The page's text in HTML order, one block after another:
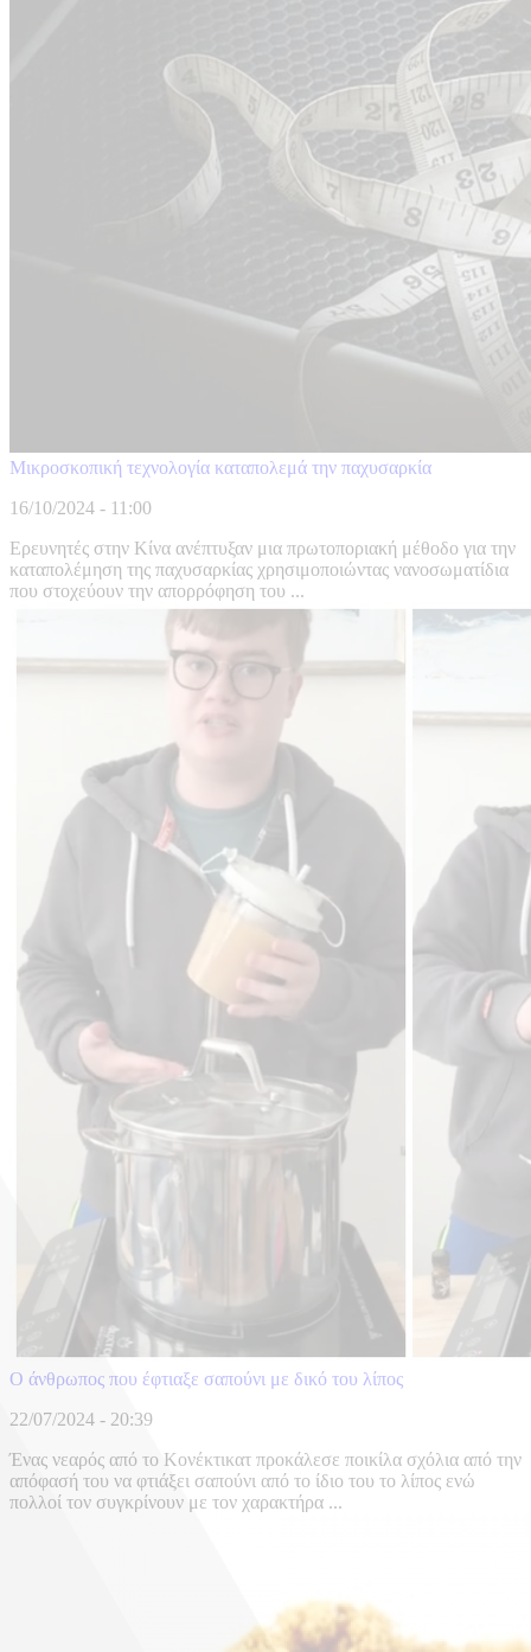
Μικροσκοπική τεχνολογία καταπολεμά την παχυσαρκία
16/10/2024 - 11:00
Ερευνητές στην Κίνα ανέπτυξαν μια πρωτοποριακή μέθοδο για την
καταπολέμηση της παχυσαρκίας χρησιμοποιώντας νανοσωματίδια
που στοχεύουν την απορρόφηση του ...
Ο άνθρωπος που έφτιαξε σαπούνι με δικό του λίπος
22/07/2024 - 20:39
Ένας νεαρός από το Κονέκτικατ προκάλεσε ποικίλα σχόλια από την
απόφασή του να φτιάξει σαπούνι από το ίδιο του το λίπος ενώ
πολλοί τον συγκρίνουν με τον χαρακτήρα ...